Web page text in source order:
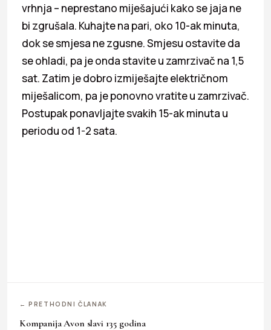
vrhnja – neprestano miješajući kako se jaja ne
bi zgrušala. Kuhajte na pari, oko 10-ak minuta,
dok se smjesa ne zgusne. Smjesu ostavite da
se ohladi, pa je onda stavite u zamrzivač na 1,5
sat. Zatim je dobro izmiješajte električnom
miješalicom, pa je ponovno vratite u zamrzivač.
Postupak ponavljajte svakih 15-ak minuta u
periodu od 1-2 sata.
← PRETHODNI ČLANAK
Kompanija Avon slavi 135 godina